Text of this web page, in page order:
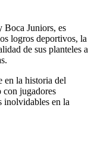
Boca Juniors, es
logros deportivos, la
de sus planteles a
en la historia del
jugadores
inolvidables en la